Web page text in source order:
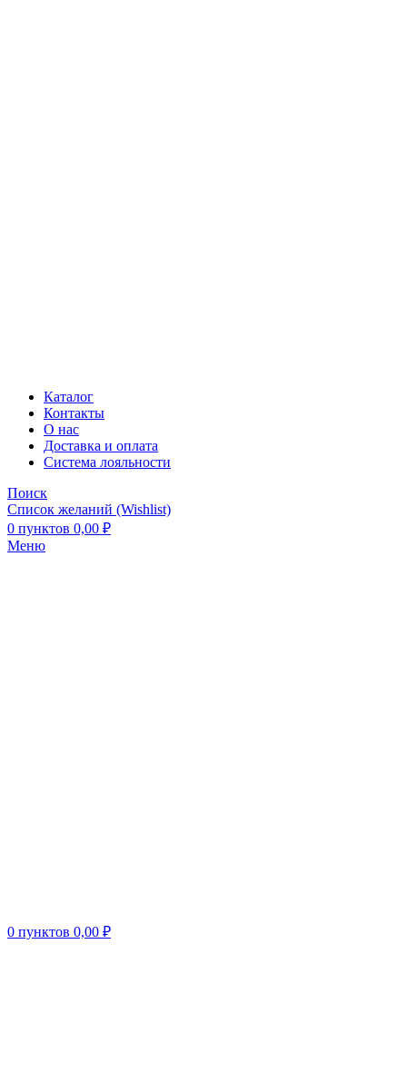
Каталог
Контакты
О нас
Доставка и оплата
Система лояльности
Поиск
Список желаний (Wishlist)
0 пунктов 0,00 ₽
Меню
0 пунктов 0,00 ₽